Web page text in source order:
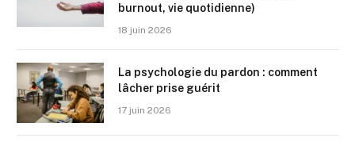
burnout, vie quotidienne)
18 juin 2026
La psychologie du pardon : comment
lâcher prise guérit
17 juin 2026